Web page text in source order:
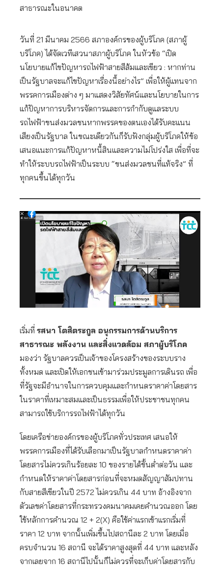
สาธารณะในอนาคต
วันที่ 21 มีนาคม 2566 สภาองค์กรของผู้บริโภค (สภาผู้
บริโภค) ได้จัดเวทีเสวนาสภาผู้บริโภค ในหัวข้อ “เปิด
นโยบายแก้ไขปัญหารถไฟฟ้าสายสีส้มและเขียว : หากท่าน
เป็นรัฐบาลจะแก้ไขปัญหาเรื่องนี้อย่างไร” เพื่อให้ผู้แทนจาก
พรรคการเมืองต่าง ๆ มาแสดงวิสัยทัศน์และนโยบายในการ
แก้ปัญหาการบริหารจัดการและการกำกับดูแลระบบ
รถไฟฟ้าขนส่งมวลชนหากพรรคของตนเองได้รับคะแนน
เสียงเป็นรัฐบาล ในขณะเดียวกันก็รับฟังกลุ่มผู้บริโภคให้ข้อ
เสนอแนะการแก้ปัญหาหนี้สินและความไม่โปร่งใส เพื่อที่จะ
ทำให้ระบบรถไฟฟ้าเป็นระบบ “ขนส่งมวลชนที่แท้จริง” ที่
ทุกคนขึ้นได้ทุกวัน
เริ่มที่ รสนา โตสิตระกูล อนุกรรมการด้านบริการ
สาธารณะ พลังงาน และสิ่งแวดล้อม สภาผู้บริโภค
มองว่า รัฐบาลควรเป็นเจ้าของโครงสร้างของระบบราง
ทั้งหมด และเปิดให้เอกชนเข้ามาร่วมประมูลการเดินรถ เพื่อ
ที่รัฐจะมีอำนาจในการควบคุมและกำหนดราคาค่าโดยสาร
ในราคาที่เหมาะสมและเป็นธรรมเพื่อให้ประชาชนทุกคน
สามารถใช้บริการรถไฟฟ้าได้ทุกวัน
โดยเครือข่ายองค์กรของผู้บริโภคทั่วประเทศ เสนอให้
พรรคการเมืองที่ได้รับเลือกมาเป็นรัฐบาลกำหนดราคาค่า
โดยสารไม่ควรเกินร้อยละ 10 ของรายได้ขั้นต่ำต่อวัน และ
กำหนดให้ราคาค่าโดยสารก่อนที่จะหมดสัญญาสัมปทาน
กับสายสีเขียวในปี 2572 ไม่ควรเกิน 44 บาท อ้างอิงจาก
ตัวเลขค่าโดยสารที่กระทรวงคมนาคมเคยคำนวณออก โดย
ใช้หลักการคำนวณ 12 + 2(X) คือใช้ค่าแรกเข้าแรกเริ่มที่
ราคา 12 บาท จากนั้นเพิ่มขึ้นไปสถานีละ 2 บาท โดยเมื่อ
ครบจำนวน 16 สถานี จะได้ราคาสูงสุดที่ 44 บาท และหลัง
จากเลยจาก 16 สถานีไปนั้นก็ไม่ควรที่จะเก็บค่าโดยสารกับ